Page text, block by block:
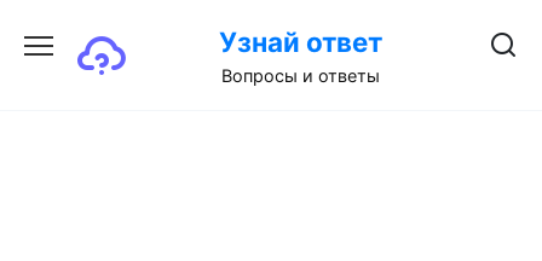
содержанию
Узнай ответ
Вопросы и ответы